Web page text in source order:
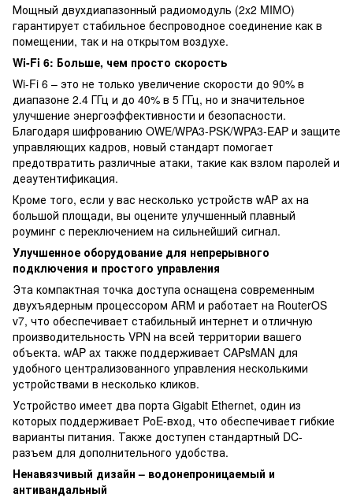
Мощный двухдиапазонный радиомодуль (2x2 MIMO)
гарантирует стабильное беспроводное соединение как в
помещении, так и на открытом воздухе.
Wi-Fi 6: Больше, чем просто скорость
Wi-Fi 6 – это не только увеличение скорости до 90% в
диапазоне 2.4 ГГц и до 40% в 5 ГГц, но и значительное
улучшение энергоэффективности и безопасности.
Благодаря шифрованию OWE/WPA3-PSK/WPA3-EAP и защите
управляющих кадров, новый стандарт помогает
предотвратить различные атаки, такие как взлом паролей и
деаутентификация.
Кроме того, если у вас несколько устройств wAP ax на
большой площади, вы оцените улучшенный плавный
роуминг с переключением на сильнейший сигнал.
Улучшенное оборудование для непрерывного
подключения и простого управления
Эта компактная точка доступа оснащена современным
двухъядерным процессором ARM и работает на RouterOS
v7, что обеспечивает стабильный интернет и отличную
производительность VPN на всей территории вашего
объекта. wAP ax также поддерживает CAPsMAN для
удобного централизованного управления несколькими
устройствами в несколько кликов.
Устройство имеет два порта Gigabit Ethernet, один из
которых поддерживает PoE-вход, что обеспечивает гибкие
варианты питания. Также доступен стандартный DC-
разъем для дополнительного удобства.
Ненавязчивый дизайн – водонепроницаемый и
антивандальный